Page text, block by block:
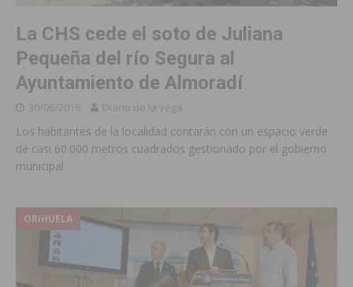
La CHS cede el soto de Juliana
Pequeña del río Segura al
Ayuntamiento de Almoradí
30/06/2016 Diario de la vega
Los habitantes de la localidad contarán con un espacio verde
de casi 60.000 metros cuadrados gestionado por el gobierno
municipal
ORIHUELA